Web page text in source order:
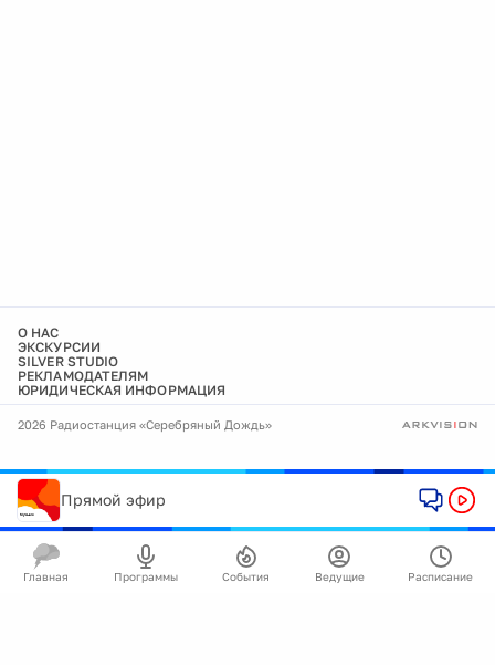
О НАС
ЭКСКУРСИИ
SILVER STUDIO
РЕКЛАМОДАТЕЛЯМ
ЮРИДИЧЕСКАЯ ИНФОРМАЦИЯ
2026 Радиостанция «Серебряный Дождь»
Прямой эфир
Главная Программы События Ведущие Расписание